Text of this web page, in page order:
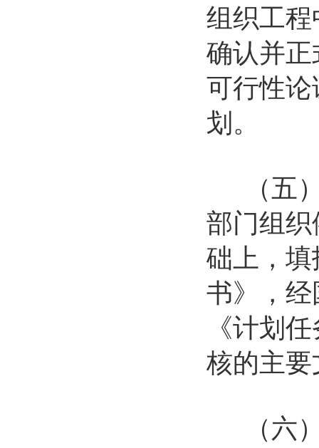
组织工
确认并
可行性
划。
（五）
部门组
础上，
书》，
《计划
核的主
（六）